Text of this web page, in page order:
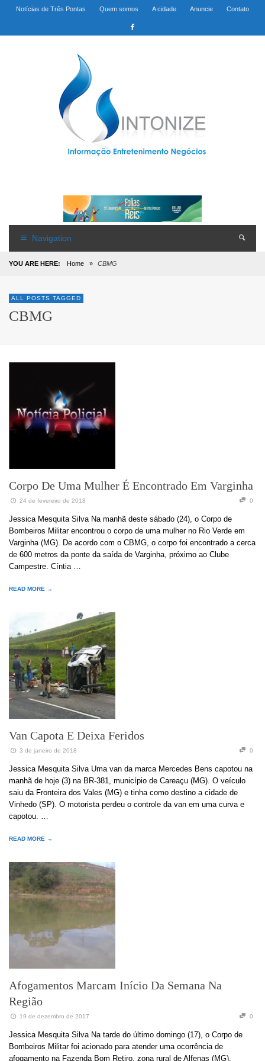
Notícias de Três Pontas Quem somos A cidade Anuncie Contato
Navigation
YOU ARE HERE: Home » CBMG
ALL POSTS TAGGED
CBMG
Corpo De Uma Mulher É Encontrado Em Varginha
24 de fevereiro de 2018 0
Jessica Mesquita Silva Na manhã deste sábado (24), o Corpo de
Bombeiros Militar encontrou o corpo de uma mulher no Rio Verde em
Varginha (MG). De acordo com o CBMG, o corpo foi encontrado a cerca
de 600 metros da ponte da saída de Varginha, próximo ao Clube
Campestre. Cíntia …
READ MORE →
Van Capota E Deixa Feridos
3 de janeiro de 2018 0
Jessica Mesquita Silva Uma van da marca Mercedes Bens capotou na
manhã de hoje (3) na BR-381, município de Careaçu (MG). O veículo
saiu da Fronteira dos Vales (MG) e tinha como destino a cidade de
Vinhedo (SP). O motorista perdeu o controle da van em uma curva e
capotou. …
READ MORE →
Afogamentos Marcam Início Da Semana Na
Região
19 de dezembro de 2017 0
Jessica Mesquita Silva Na tarde do último domingo (17), o Corpo de
Bombeiros Militar foi acionado para atender uma ocorrência de
afogamento na Fazenda Bom Retiro, zona rural de Alfenas (MG).